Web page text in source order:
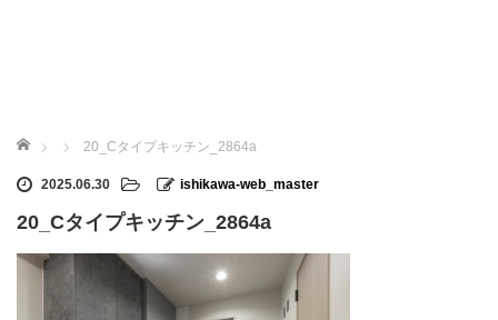
ホーム 20_Cタイプキッチン_2864a
2025.06.30 ishikawa-web_master
20_Cタイプキッチン_2864a